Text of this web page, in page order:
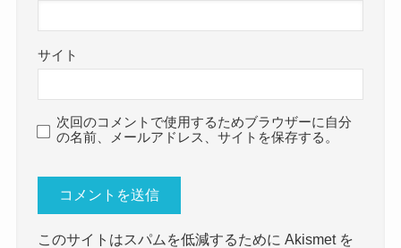
サイト
次回のコメントで使用するためブラウザーに自分
の名前、メールアドレス、サイトを保存する。
このサイトはスパムを低減するために Akismet を